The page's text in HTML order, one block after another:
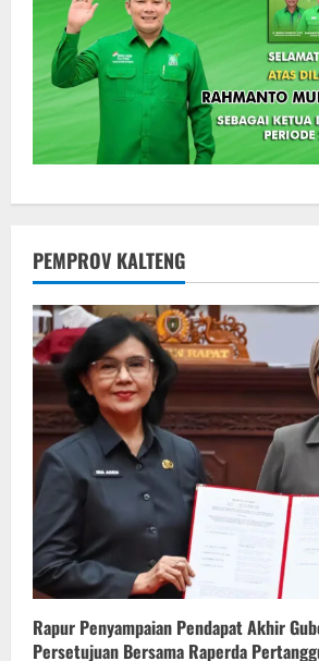
PEMPROV KALTENG
Rapur Penyampaian Pendapat Akhir
Persetujuan Bersama Raperda